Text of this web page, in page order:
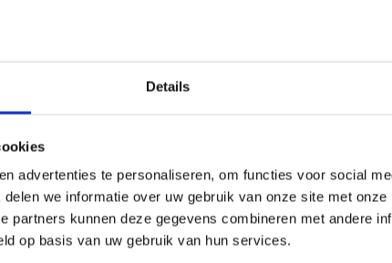
Details
advertenties te personaliseren, om functies voor social
we informatie over uw gebruik van onze site met
partners kunnen deze gegevens combineren met andere
op basis van uw gebruik van hun services.